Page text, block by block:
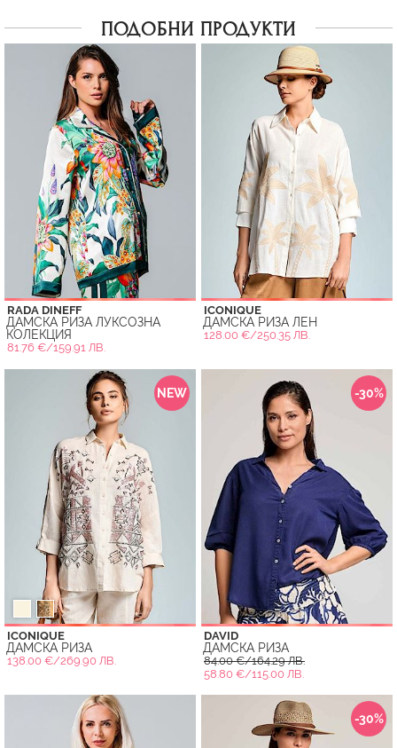
ПОДОБНИ ПРОДУКТИ
RADA DINEFF
ДАМСКА РИЗА ЛУКСОЗНА
КОЛЕКЦИЯ
81.76 €/159.91 ЛВ.
ICONIQUE
ДАМСКА РИЗА ЛЕН
128.00 €/250.35 ЛВ.
NEW
ICONIQUE
ДАМСКА РИЗА
138.00 €/269.90 ЛВ.
-30%
DAVID
ДАМСКА РИЗА
84.00 €/164.29 ЛВ.
58.80 €/115.00 ЛВ.
-30%